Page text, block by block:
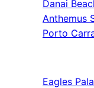
Danai
Anthemus
Porto
Eagles